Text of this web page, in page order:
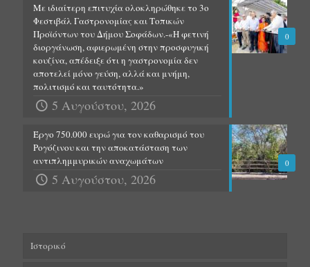
0
Με ιδιαίτερη επιτυχία ολοκληρώθηκε το 3ο
Φεστιβάλ Γαστρονομίας και Τοπικών
Προϊόντων του Δήμου Σοφάδων.-«Η φετινή
διοργάνωση, αφιερωμένη στην προσφυγική
κουζίνα, απέδειξε ότι η γαστρονομία δεν
αποτελεί μόνο γεύση, αλλά και μνήμη,
πολιτισμό και ταυτότητα.»
5 Αυγούστου, 2026
0
Έργο 750.000 ευρώ για τον καθαρισμό του
Ρογόζινου και την αποκατάσταση των
αντιπλημμυρικών αναχωμάτων
5 Αυγούστου, 2026
Ιστορικό